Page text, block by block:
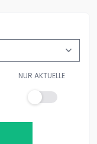
NUR AKTUELLE